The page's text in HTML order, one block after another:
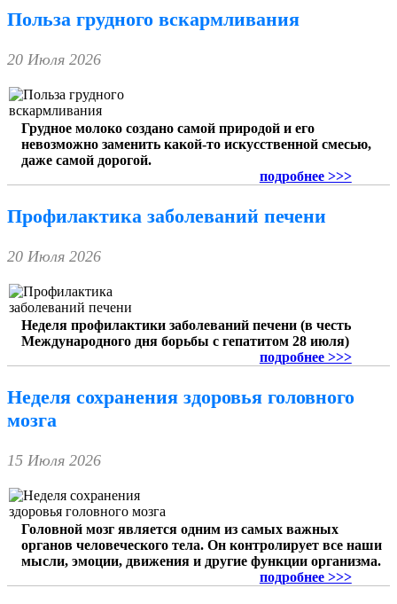
Польза грудного вскармливания
20 Июля 2026
Грудное молоко создано самой природой и его
невозможно заменить какой-то искусственной смесью,
даже самой дорогой.
подробнее >>>
Профилактика заболеваний печени
20 Июля 2026
Неделя профилактики заболеваний печени (в честь
Международного дня борьбы с гепатитом 28 июля)
подробнее >>>
Неделя сохранения здоровья головного
мозга
15 Июля 2026
Головной мозг является одним из самых важных
органов человеческого тела. Он контролирует все наши
мысли, эмоции, движения и другие функции организма.
подробнее >>>